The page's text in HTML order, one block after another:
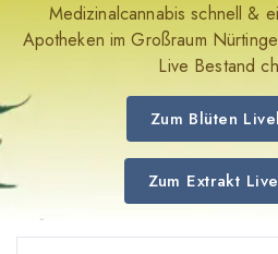
Medizinalcannabis schnell &
Apotheken im Großraum
Live Bestand
Zum Blüten
Zum Extrakt